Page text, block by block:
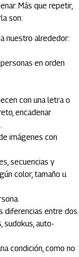
Más que repetir,
son:
nuestro alrededor:
en orden
con una letra o
encadenar
imágenes con
secuencias y
color, tamaño u
diferencias entre dos
sudokus, auto-
condición, como no